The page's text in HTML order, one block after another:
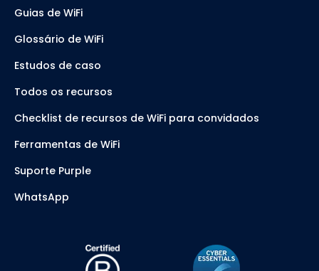
Guias de WiFi
Glossário de WiFi
Estudos de caso
Todos os recursos
Checklist de recursos de WiFi para convidados
Ferramentas de WiFi
Suporte Purple
WhatsApp